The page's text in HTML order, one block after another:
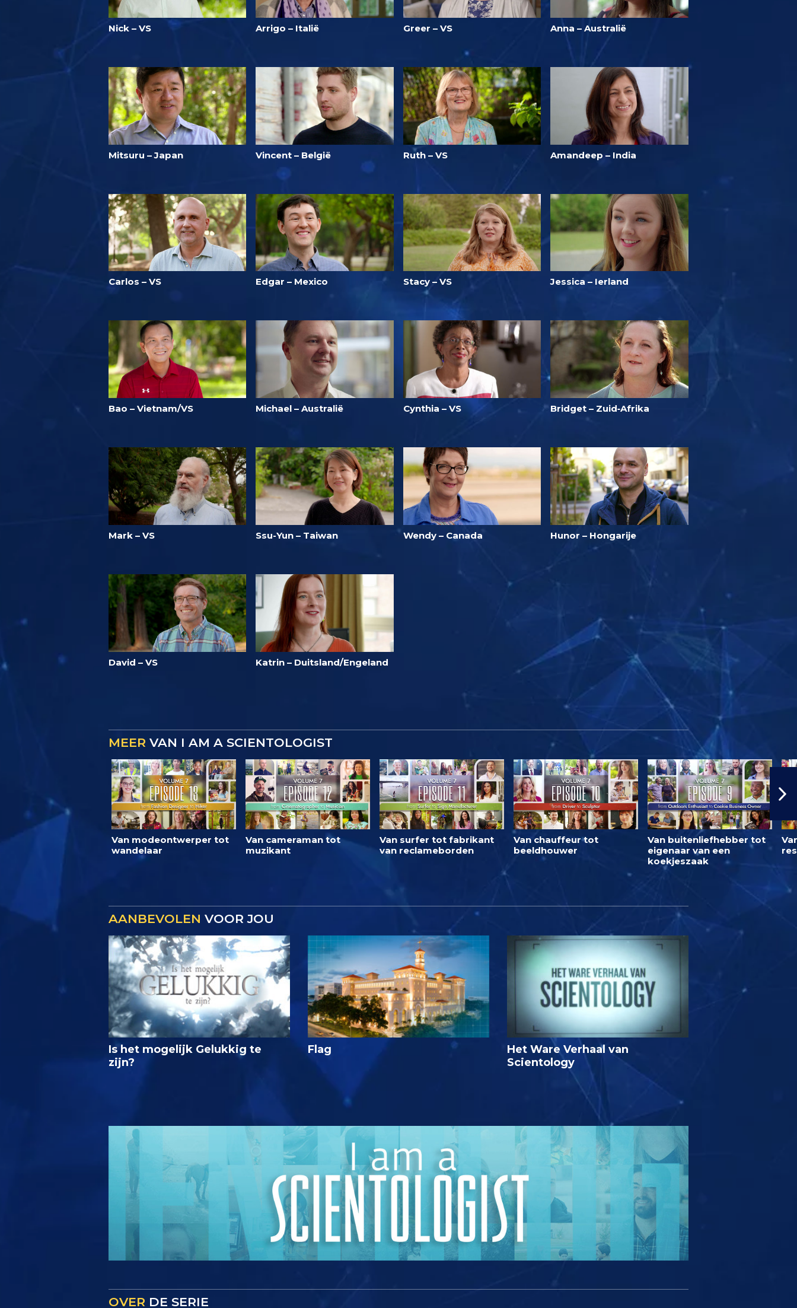
Nick – VS Arrigo – Italië Greer – VS Anna – Australië
Mitsuru – Japan Vincent – België Ruth – VS Amandeep – India
Carlos – VS Edgar – Mexico Stacy – VS Jessica – Ierland
Bao – Vietnam/VS Michael – Australië Cynthia – VS Bridget – Zuid‑Afrika
Mark – VS Ssu-Yun – Taiwan Wendy – Canada Hunor – Hongarije
David – VS Katrin – Duitsland/Engeland
MEER VAN I AM A SCIENTOLOGIST
Van modeontwerper tot
wandelaar
Van cameraman tot
muzikant
Van surfer tot fabrikant
van reclameborden
Van chauffeur tot
beeldhouwer
Van buitenliefhebber tot
eigenaar van een
koekjeszaak
AANBEVOLEN VOOR JOU
Is het mogelijk Gelukkig te
zijn?
Flag
Het Ware Verhaal van
Scientology
OVER DE SERIE